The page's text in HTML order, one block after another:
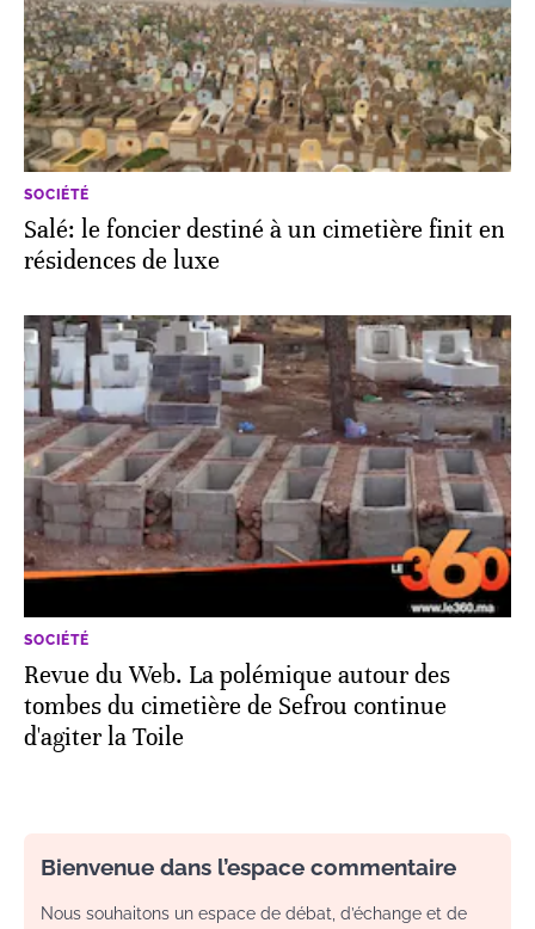
SOCIÉTÉ
Salé: le foncier destiné à un cimetière finit en
résidences de luxe
SOCIÉTÉ
Revue du Web. La polémique autour des
tombes du cimetière de Sefrou continue
d'agiter la Toile
Bienvenue dans l’espace commentaire
Nous souhaitons un espace de débat, d’échange et de